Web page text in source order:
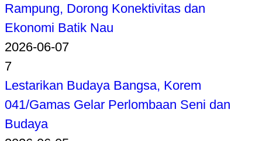
Rampung, Dorong Konektivitas dan
Ekonomi Batik Nau
2026-06-07
7
Lestarikan Budaya Bangsa, Korem
041/Gamas Gelar Perlombaan Seni dan
Budaya